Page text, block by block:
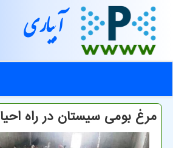
آبیاری
مرغ بومی سیستان در راه احیا